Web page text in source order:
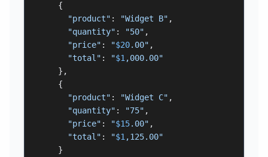
    {
"product" : "Widget B" ,
"quantity" : "50" ,
"price" : "$20.00" ,
"total" : "$1,000.00"
    },
    {
"product" : "Widget C" ,
"quantity" : "75" ,
"price" : "$15.00" ,
"total" : "$1,125.00"
    }